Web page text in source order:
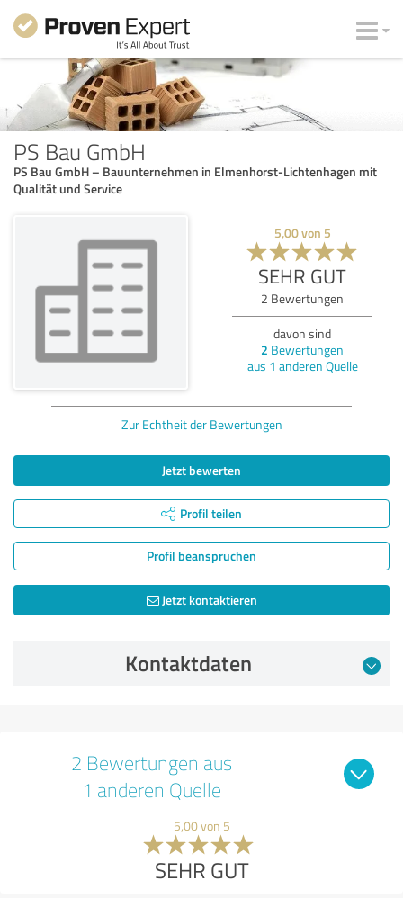
PS Bau GmbH
PS Bau GmbH – Bauunternehmen in Elmenhorst-Lichtenhagen mit
Qualität und Service
5,00von 5
SEHR GUT
2 Bewertungen
davon sind
2 Bewertungen
aus 1 anderen Quelle
Zur Echtheit der Bewertungen
Jetzt bewerten
Profil teilen
Profil beanspruchen
Jetzt kontaktieren
Kontaktdaten
2 Bewertungen aus
1 anderen Quelle
5,00 von 5
SEHR GUT